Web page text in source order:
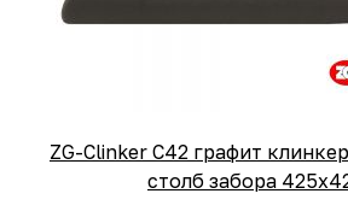
ZG-Clinker C42 графит
столб забора